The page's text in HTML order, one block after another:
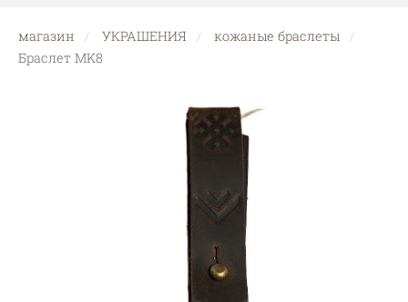
магазин УКРАШЕНИЯ
кожаные браслеты
Браслет MK8